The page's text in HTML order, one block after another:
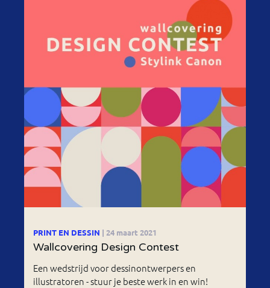
PRINT EN DESSIN | 24 maart 2021
Wallcovering Design Contest
Een wedstrijd voor dessinontwerpers en
illustratoren - stuur je beste werk in en win!